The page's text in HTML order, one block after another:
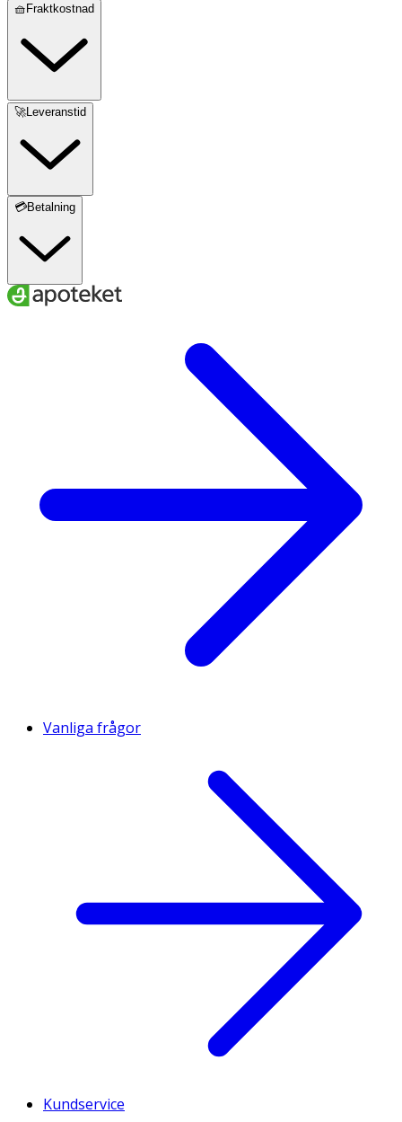
🧺Fraktkostnad
🚀Leveranstid
💳Betalning
Vanliga frågor
Kundservice